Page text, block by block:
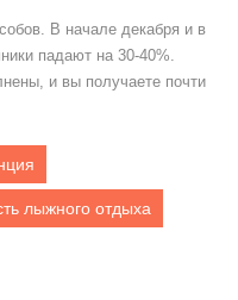
В начале декабря и в
падают на 30-40%.
и вы получаете почти
лыжного отдыха